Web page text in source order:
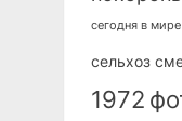
сегодня в мире
сельхоз
1972